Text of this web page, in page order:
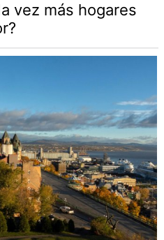
vez más hogares